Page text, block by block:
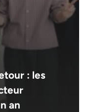
: les
an